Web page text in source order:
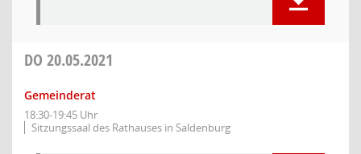
DO 20.05.2021
Gemeinderat
18:30-19:45 Uhr
Sitzungssaal des Rathauses in Saldenburg